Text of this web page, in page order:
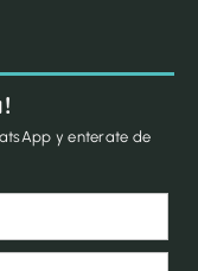
y enterate de